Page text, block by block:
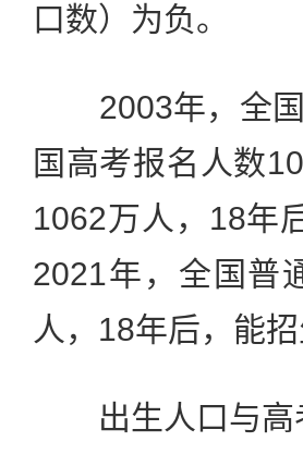
口数）为负。
2003年，全国
国高考报名人数
1062万人，18年
2021年，全国普
人，18年后，能招
出生人口与高